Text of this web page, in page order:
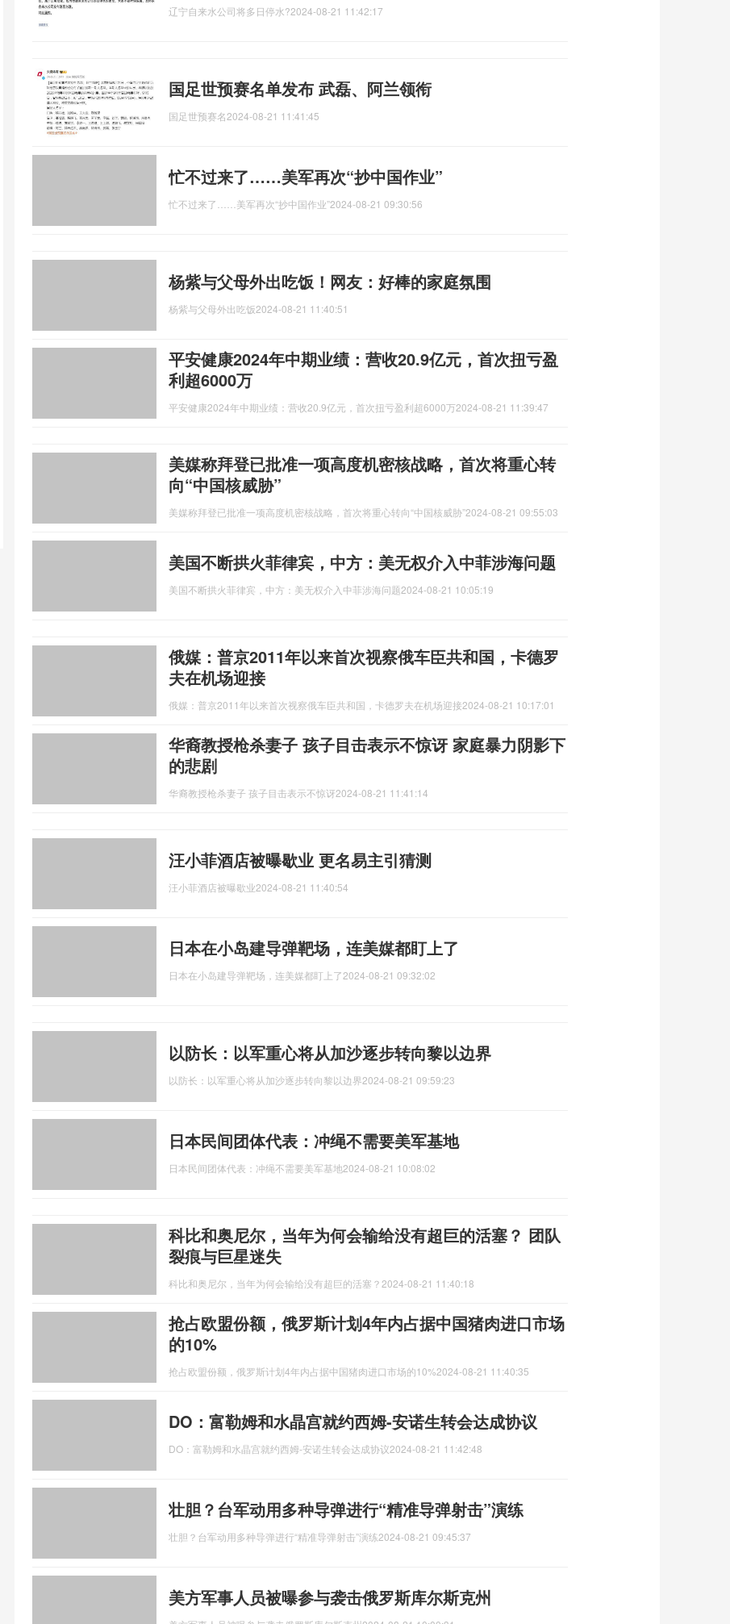
辽宁自来水公司将多日停水?2024-08-21 11:42:17
国足世预赛名单发布 武磊、阿兰领衔
国足世预赛名2024-08-21 11:41:45
忙不过来了……美军再次“抄中国作业”
忙不过来了……美军再次“抄中国作业”2024-08-21 09:30:56
杨紫与父母外出吃饭！网友：好棒的家庭氛围
杨紫与父母外出吃饭2024-08-21 11:40:51
平安健康2024年中期业绩：营收20.9亿元，首次扭亏盈
利超6000万
平安健康2024年中期业绩：营收20.9亿元，首次扭亏盈利超6000万2024-08-21 11:39:47
美媒称拜登已批准一项高度机密核战略，首次将重心转
向“中国核威胁”
美媒称拜登已批准一项高度机密核战略，首次将重心转向“中国核威胁”2024-08-21 09:55:03
美国不断拱火菲律宾，中方：美无权介入中菲涉海问题
美国不断拱火菲律宾，中方：美无权介入中菲涉海问题2024-08-21 10:05:19
俄媒：普京2011年以来首次视察俄车臣共和国，卡德罗
夫在机场迎接
俄媒：普京2011年以来首次视察俄车臣共和国，卡德罗夫在机场迎接2024-08-21 10:17:01
华裔教授枪杀妻子 孩子目击表示不惊讶 家庭暴力阴影下
的悲剧
华裔教授枪杀妻子 孩子目击表示不惊讶2024-08-21 11:41:14
汪小菲酒店被曝歇业 更名易主引猜测
汪小菲酒店被曝歇业2024-08-21 11:40:54
日本在小岛建导弹靶场，连美媒都盯上了
日本在小岛建导弹靶场，连美媒都盯上了2024-08-21 09:32:02
以防长：以军重心将从加沙逐步转向黎以边界
以防长：以军重心将从加沙逐步转向黎以边界2024-08-21 09:59:23
日本民间团体代表：冲绳不需要美军基地
日本民间团体代表：冲绳不需要美军基地2024-08-21 10:08:02
科比和奥尼尔，当年为何会输给没有超巨的活塞？ 团队
裂痕与巨星迷失
科比和奥尼尔，当年为何会输给没有超巨的活塞？ 2024-08-21 11:40:18
抢占欧盟份额，俄罗斯计划4年内占据中国猪肉进口市场
的10%
抢占欧盟份额，俄罗斯计划4年内占据中国猪肉进口市场的10%2024-08-21 11:40:35
DO：富勒姆和水晶宫就约西姆-安诺生转会达成协议
DO：富勒姆和水晶宫就约西姆-安诺生转会达成协议2024-08-21 11:42:48
壮胆？台军动用多种导弹进行“精准导弹射击”演练
壮胆？台军动用多种导弹进行“精准导弹射击”演练2024-08-21 09:45:37
美方军事人员被曝参与袭击俄罗斯库尔斯克州